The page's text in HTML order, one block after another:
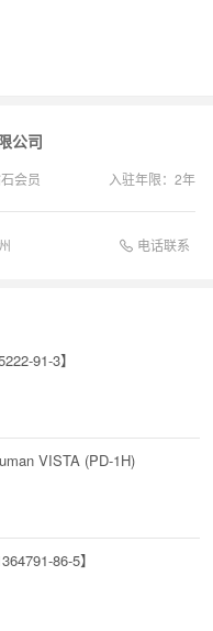
公司
会员 入驻年限： 2年
电话联系
91-3】
VISTA (PD-1H)
86-5】